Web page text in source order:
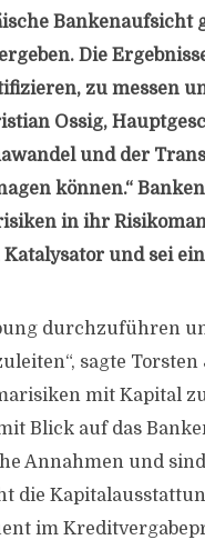
Bankenaufsicht
Die
zu messen
Ossig,
und der
können.“
in ihr
und sei
durchzuführen
sagte
mit Kapital
Blick auf das
Annahmen und
die
im